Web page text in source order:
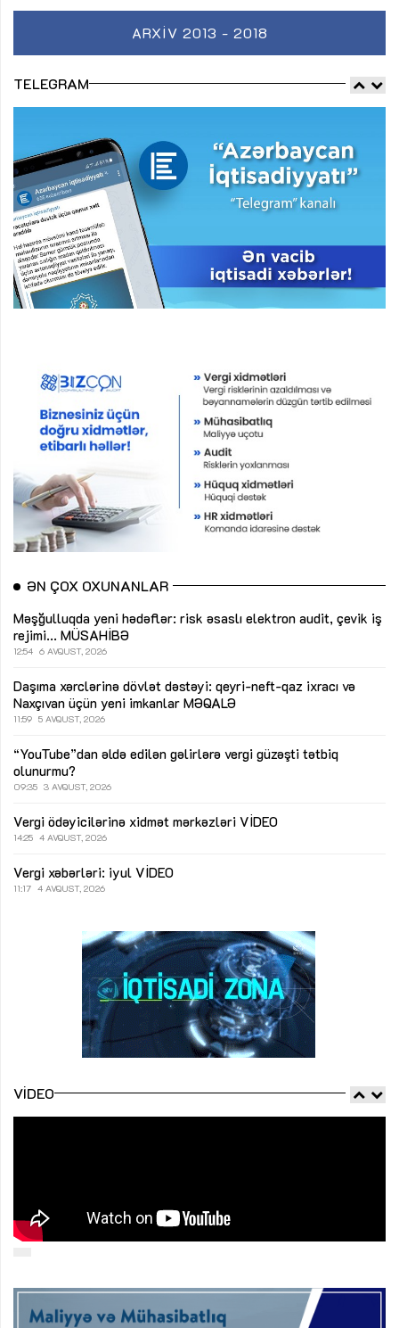
ARXIV 2013 - 2018
TELEGRAM
ƏN ÇOX OXUNANLAR
Məşğulluqda yeni hədəflər: risk əsaslı elektron audit, çevik iş
rejimi... MÜSAHİBƏ
12:54 6 AVQUST, 2026
Daşıma xərclərinə dövlət dəstəyi: qeyri-neft-qaz ixracı və
Naxçıvan üçün yeni imkanlar MƏQALƏ
11:59 5 AVQUST, 2026
“YouTube”dan əldə edilən gəlirlərə vergi güzəşti tətbiq
olunurmu?
09:35 3 AVQUST, 2026
Vergi ödəyicilərinə xidmət mərkəzləri VİDEO
14:25 4 AVQUST, 2026
Vergi xəbərləri: iyul VİDEO
11:17 4 AVQUST, 2026
VIDEO